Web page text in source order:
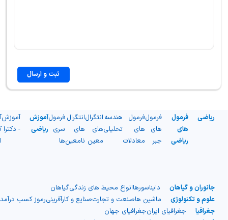
ثبت و ارسال
ریاضی
فرمول
های
ریاضی
فرمول
های
جبر
فرمول
های
معادلات
هندسه
تحلیلی
انتگرال
های
معین
انتگرال
های
نامعین
فرمول
سری
ها
آموزش
ریاضی
آموزش
- دکترا
جانوران و گیاهان دایناسورهاانواع محیط های زندگیگیاهان
علوم و تکنولوژی
ماشین هاصنعت و تجارتصنایع و کارآفرینیرموز کسب درآمد
جغرافیا
جغرافیای ایرانجغرافیای جهان